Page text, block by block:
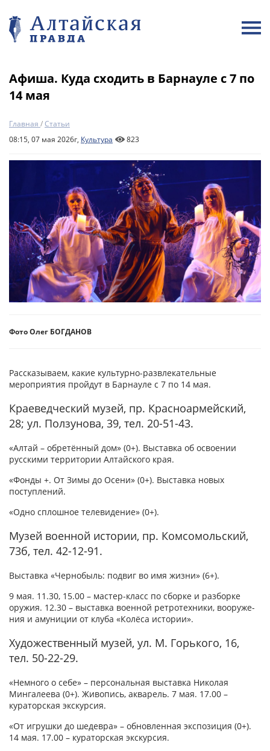
Афиша. Куда сходить в Барнауле с 7 по
14 мая
Главная /Статьи
08:15, 07 мая 2026г, Культура 823
Фото Олег БОГДАНОВ
Рассказываем, какие культурно-развлекательные
мероприятия пройдут в Барнауле с 7 по 14 мая.
Краеведческий музей, пр. Красноармейский,
28; ул. Ползунова, 39, тел. 20-51-43.
«Алтай – обретённый дом» (0+). Выставка об освоении
русскими территории Алтайского края.
«Фонды +. От Зимы до Осени» (0+). Выставка новых
поступлений.
«Одно сплошное телевидение» (0+).
Музей военной истории, пр. Комсомольский,
73б, тел. 42-12-91.
Выставка «Чернобыль: подвиг во имя жизни» (6+).
9 мая. 11.30, 15.00 – мастер-класс по сборке и разборке
оружия. 12.30 – выставка военной ретротехники, вооруже­
ния и амуниции от клуба «Колёса истории».
Художественный музей, ул. М. Горького, 16,
тел. 50-22-29.
«Немного о себе» – персональная выставка Николая
Мингалеева (0+). Живопись, акварель. 7 мая. 17.00 –
кураторская экскурсия.
«От игрушки до шедевра» – обновленная экспозиция (0+).
14 мая. 17.00 – кураторская экскурсия.